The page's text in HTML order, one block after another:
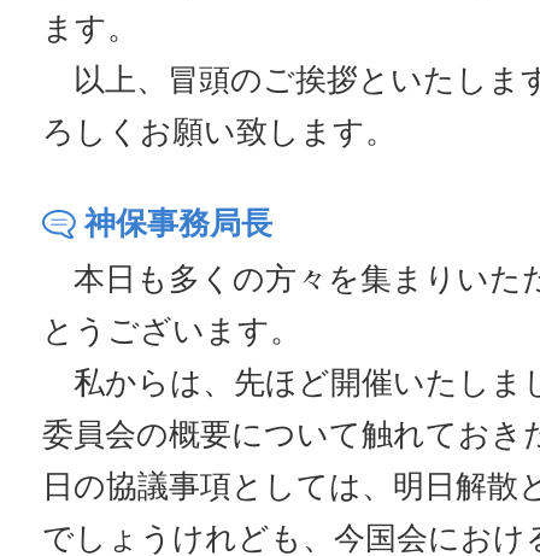
ます。
以上、冒頭のご挨拶といたしま
ろしくお願い致します。
神保事務局長
本日も多くの方々を集まりいた
とうございます。
私からは、先ほど開催いたしま
委員会の概要について触れておき
日の協議事項としては、明日解散
でしょうけれども、今国会におけ